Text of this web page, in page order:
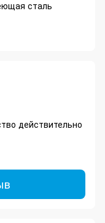
сталь
действительно